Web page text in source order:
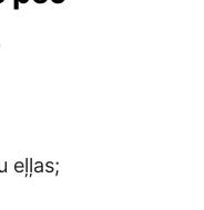
eļļas;